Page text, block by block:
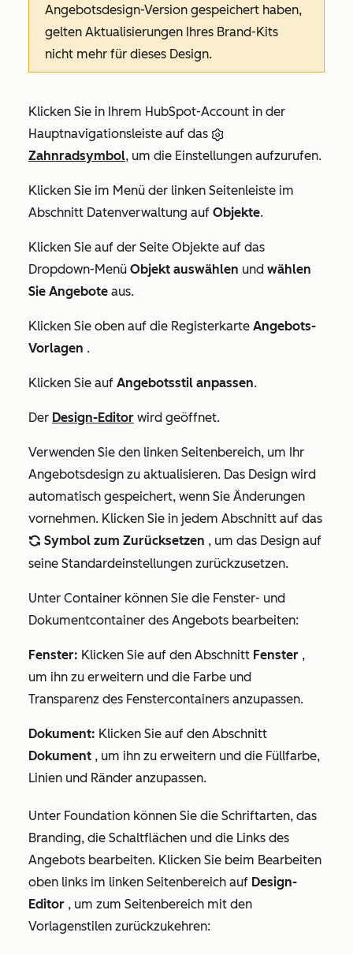
Angebotsdesign-Version gespeichert haben,
gelten Aktualisierungen Ihres Brand-Kits
nicht mehr für dieses Design.
Klicken Sie in Ihrem HubSpot-Account in der
Hauptnavigationsleiste auf das
Zahnradsymbol, um die Einstellungen aufzurufen.
Klicken Sie im Menü der linken Seitenleiste im
Abschnitt Datenverwaltung auf Objekte.
Klicken Sie auf der Seite Objekte auf das
Dropdown-Menü Objekt auswählen und wählen
Sie Angebote aus.
Klicken Sie oben auf die Registerkarte Angebots-
Vorlagen .
Klicken Sie auf Angebotsstil anpassen.
Der Design-Editor wird geöffnet.
Verwenden Sie den linken Seitenbereich, um Ihr
Angebotsdesign zu aktualisieren. Das Design wird
automatisch gespeichert, wenn Sie Änderungen
vornehmen. Klicken Sie in jedem Abschnitt auf das
refresh Symbol zum Zurücksetzen , um das Design auf
seine Standardeinstellungen zurückzusetzen.
Unter Container können Sie die Fenster- und
Dokumentcontainer des Angebots bearbeiten:
Fenster: Klicken Sie auf den Abschnitt Fenster ,
um ihn zu erweitern und die Farbe und
Transparenz des Fenstercontainers anzupassen.
Dokument: Klicken Sie auf den Abschnitt
Dokument , um ihn zu erweitern und die Füllfarbe,
Linien und Ränder anzupassen.
Unter Foundation können Sie die Schriftarten, das
Branding, die Schaltflächen und die Links des
Angebots bearbeiten. Klicken Sie beim Bearbeiten
oben links im linken Seitenbereich auf Design-
Editor , um zum Seitenbereich mit den
Vorlagenstilen zurückzukehren: